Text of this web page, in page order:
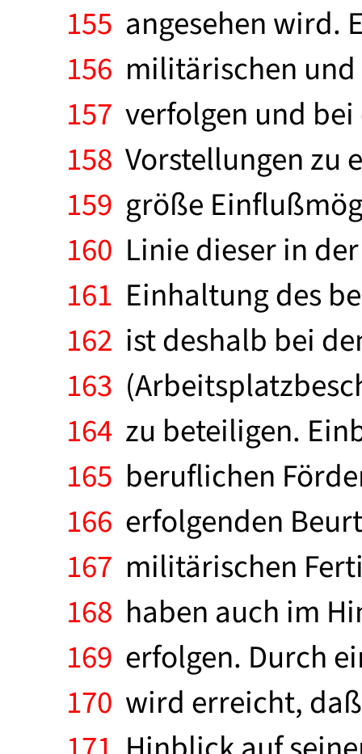
155 angesehen wird.
156 militärischen
157 verfolgen und
158 Vorstellungen zu
159 größe
160 Linie dieser in
161 Einhaltung des
162 ist deshalb bei
163
164 zu beteiligen.
165 beruflichen
166 erfolgenden
167 militärischen
168 haben auch im
169 erfolgen. Durch
170 wird erreicht,